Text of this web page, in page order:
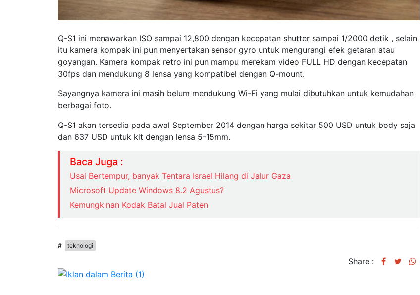
Q-S1 ini menawarkan ISO sampai 12,800 dengan kecepatan shutter sampai 1/2000 detik , selain
itu kamera kompak ini pun menyertakan sensor gyro untuk mengurangi efek getaran atau
goyangan. Kamera kompak retro ini pun mampu merekam video FULL HD dengan kecepatan
30fps dan mendukung 8 lensa yang kompatibel dengan Q-mount.
Sayangnya kamera ini masih belum mendukung Wi-Fi yang mulai dibutuhkan untuk kemudahan
berbagai foto.
Q-S1 akan tersedia pada awal September 2014 dengan harga sekitar 500 USD untuk body saja
dan 637 USD untuk kit dengan lensa 5-15mm.
Baca Juga :
Usai Bertempur, banyak Tentara Israel Hilang di Jalur Gaza
Microsoft Update Windows 8.2 Agustus?
Kemungkinan Kodak Batal Jual Paten
# teknologi
Share :